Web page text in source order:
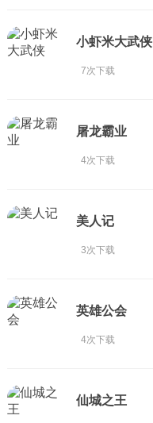
小虾米大武侠
7次下载
屠龙霸业
4次下载
美人记
3次下载
英雄公会
4次下载
仙城之王